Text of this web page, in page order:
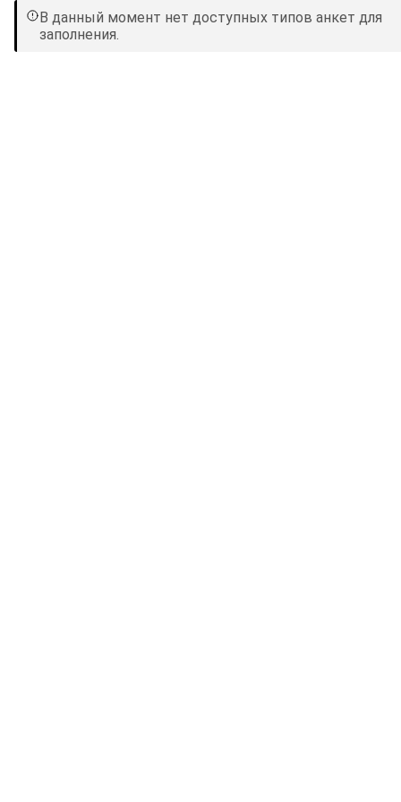
В данный момент нет доступных типов анкет для
заполнения.
Navigated to new page at /